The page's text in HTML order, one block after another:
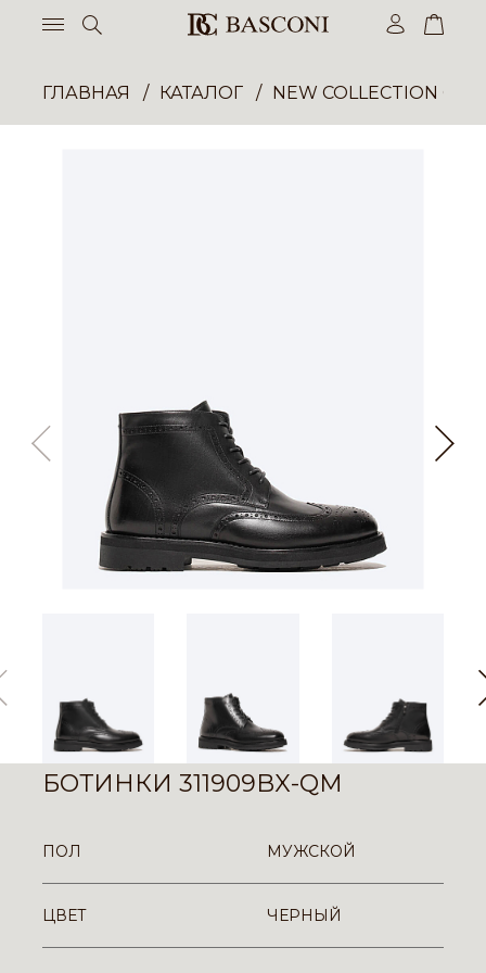
ГЛАВНАЯ КАТАЛОГ NEW COLLECTION
БОТИНКИ 311909BX-QM
ПОЛ МУЖСКОЙ
ЦВЕТ ЧЕРНЫЙ